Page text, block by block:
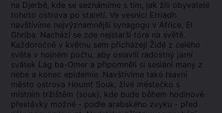
na Djerbě, kde se seznámíme s tím, jak žili obyvatelé
tohoto ostrova po staletí. Ve vesnici Erriadh
navštívíme nejvýznamnější synagogu v Africe, El
Ghriba. Nachází se zde nejstarší tóra na světě.
Každoročně v květnu sem přicházejí Židé z celého
světa v hojném počtu, aby oslavili radostný jarní
svátek Lag ba-Omer a připomněli si seslání many z
nebe a konec epidemie. Navštívíme také hlavní
město ostrova Houmt Souk, živé městečko s
místním tržištěm (souk), kde bude během hodinové
přestávky možné - podle arabského zvyku - před